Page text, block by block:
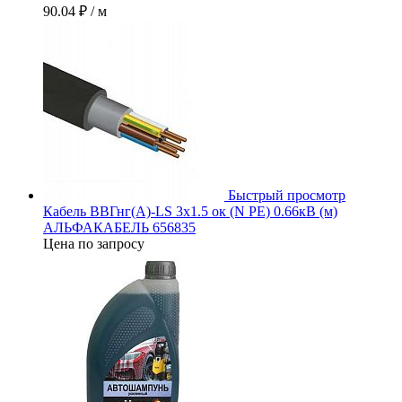
90.04 ₽ / м
Быстрый просмотр
Кабель ВВГнг(А)-LS 3х1.5 ок (N PE) 0.66кВ (м)
АЛЬФАКАБЕЛЬ 656835
Цена по запросу